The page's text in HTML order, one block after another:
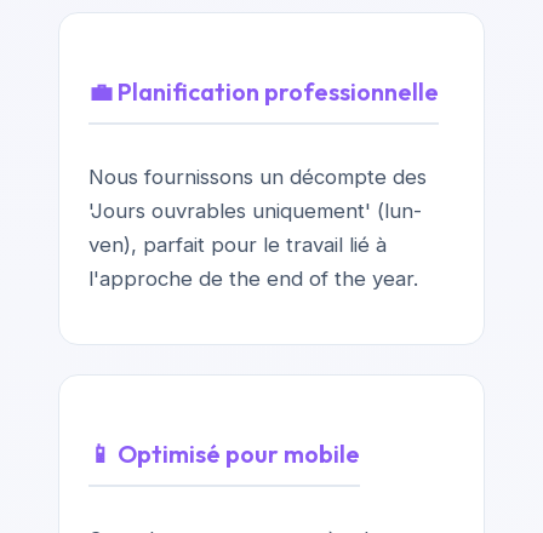
💼 Planification professionnelle
Nous fournissons un décompte des
'Jours ouvrables uniquement' (lun-
ven), parfait pour le travail lié à
l'approche de the end of the year.
📱 Optimisé pour mobile